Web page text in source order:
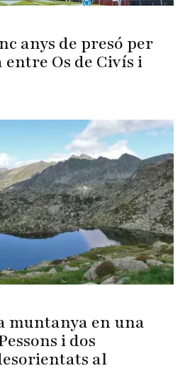
anys de presó per
Os de Civís i
muntanya en una
i dos
al